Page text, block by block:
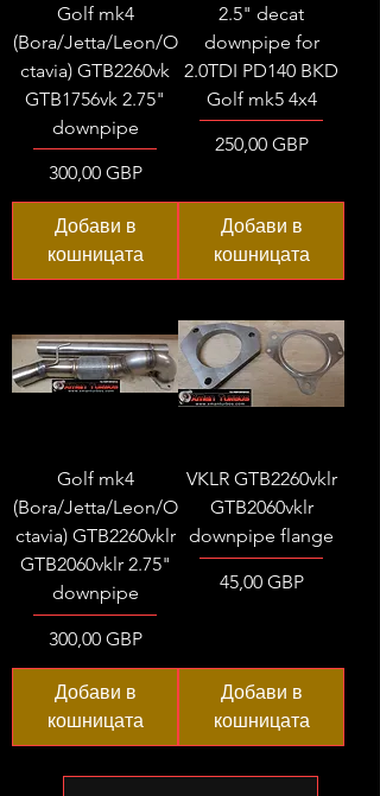
Golf mk4
(Bora/Jetta/Leon/O
ctavia) GTB2260vk
GTB1756vk 2.75"
downpipe
Цена
300,00 GBP
Добави в
кошницата
2.5" decat
downpipe for
2.0TDI PD140 BKD
Golf mk5 4x4
Цена
250,00 GBP
Добави в
кошницата
Golf mk4
(Bora/Jetta/Leon/O
ctavia) GTB2260vklr
GTB2060vklr 2.75"
downpipe
Цена
300,00 GBP
Добави в
кошницата
VKLR GTB2260vklr
GTB2060vklr
downpipe flange
Цена
45,00 GBP
Добави в
кошницата